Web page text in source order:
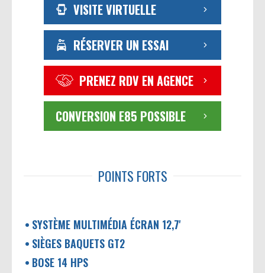
VISITE VIRTUELLE
RÉSERVER UN ESSAI
PRENEZ RDV EN AGENCE
CONVERSION E85 POSSIBLE
POINTS FORTS
SYSTÈME MULTIMÉDIA ÉCRAN 12,7'
SIÈGES BAQUETS GT2
BOSE 14 HPS